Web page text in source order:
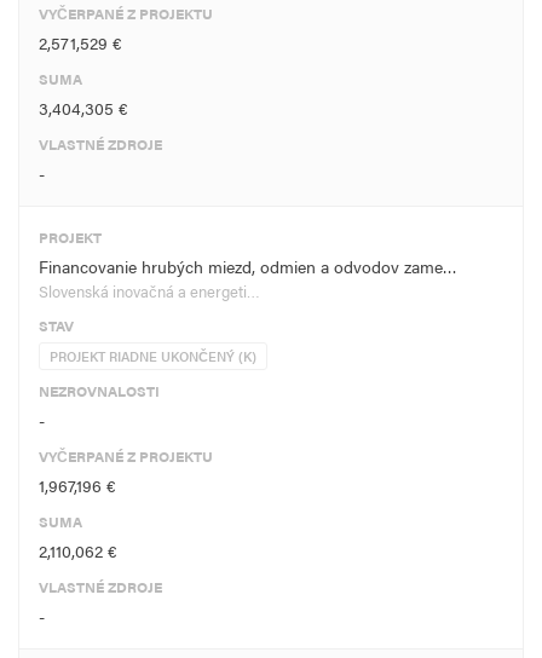
VYČERPANÉ Z PROJEKTU
2,571,529 €
SUMA
3,404,305 €
VLASTNÉ ZDROJE
-
PROJEKT
Financovanie hrubých miezd, odmien a odvodov zame…
Slovenská inovačná a energeti…
STAV
PROJEKT RIADNE UKONČENÝ (K)
NEZROVNALOSTI
-
VYČERPANÉ Z PROJEKTU
1,967,196 €
SUMA
2,110,062 €
VLASTNÉ ZDROJE
-